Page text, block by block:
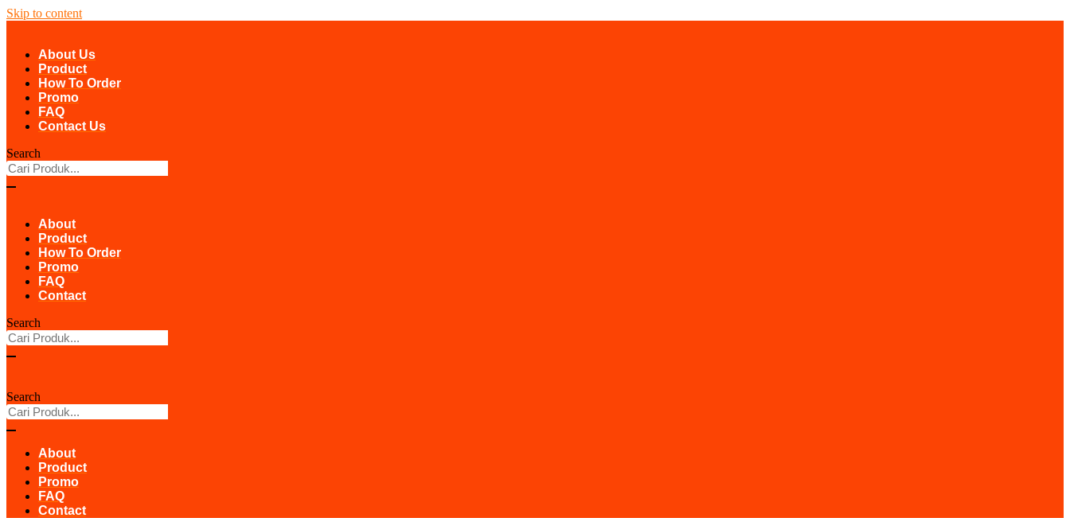
Skip to content
About Us
Product
How To Order
Promo
FAQ
Contact Us
Search
About
Product
How To Order
Promo
FAQ
Contact
Search
Search
About
Product
Promo
FAQ
Contact